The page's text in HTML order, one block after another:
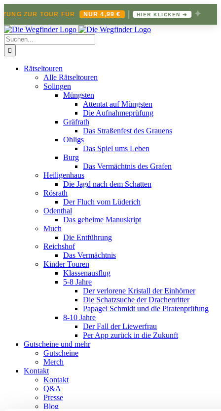
ZUR TOUR FÜR NUR 4,99 € | HIER KLICKEN ➔ ✦
Zum
Inhalt
springen
Suche
nach:
Rätseltouren
Alle Rätseltouren
Solingen
Müngsten
Attentat auf Müngsten
Die Aufnahmeprüfung
Gräfrath
Das Straßenfest des Grauens
Ohligs
Das Spiel ums Leben
Burg
Das Vermächtnis des Grafen
Heiligenhaus
Die Jagd nach dem Schatten
Rösrath
Der Fluch vom Lüderich
Odenthal
Das geheime Manuskript
Much
Die Entführung
Reichshof
Das Vermächtnis
Kinder Touren
Klassenausflug
5-8 Jahre
Der verlorene Kristall der Einhörner
Die Schatzsuche der Drachenritter
Papagei Schmidt und die Piratenprüfung
8-10 Jahre
Der Fall der Liewerfrau
Per App zurück in die Zukunft
Gutscheine und mehr
Gutscheine
Merch
Kontakt
Kontakt
Q&A
Presse
Blog